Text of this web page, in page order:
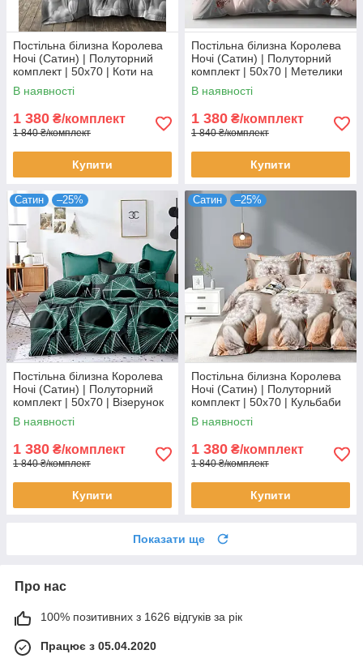
Постільна білизна Королева
Ночі (Сатин) | Полуторний
комплект | 50х70 | Коти на
сірому
В наявності
1 380 ₴/комплект
1 840 ₴/комплект
Купити
Постільна білизна Королева
Ночі (Сатин) | Полуторний
комплект | 50х70 | Метелики
на сірому
В наявності
1 380 ₴/комплект
1 840 ₴/комплект
Купити
Сатин –25%
Постільна білизна Королева
Ночі (Сатин) | Полуторний
комплект | 50х70 | Візерунок
на темному та бірюзовому
В наявності
1 380 ₴/комплект
1 840 ₴/комплект
Купити
Сатин –25%
Постільна білизна Королева
Ночі (Сатин) | Полуторний
комплект | 50х70 | Кульбаби
на бежевому
В наявності
1 380 ₴/комплект
1 840 ₴/комплект
Купити
Показати ще
Про нас
100% позитивних з 1626 відгуків за рік
Працює з 05.04.2020